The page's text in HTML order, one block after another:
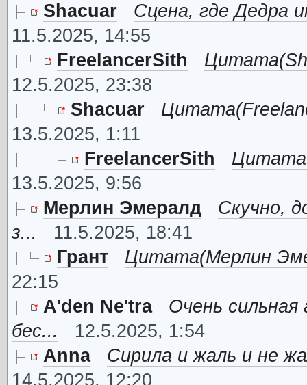
Shacuar
Сцена, где Дедра
11.5.2025, 14:55
FreelancerSith
12.5.2025, 23:38
Shacuar
13.5.2025, 1:11
FreelancerSith
13.5.2025, 9:56
Мерлин Эмералд
Скучно,
з...
11.5.2025, 18:41
Грант
Цитата(Мерлин
22:15
A'den Ne'tra
Очень
бес...
12.5.2025, 1:54
Anna
Сирила и жаль и не
14.5.2025, 12:20